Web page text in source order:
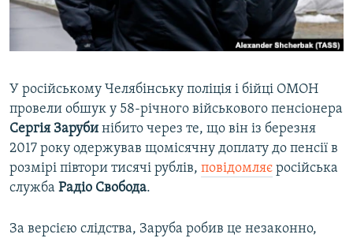
ВІДЕОУРОКИ «ELIFBE»
СВІДЧЕННЯ ОКУПАЦІЇ
ІНФОГРАФІКА
Русский
Qırımtatar
ДОЛУЧАЙСЯ!
Усі сайти RFE/RL
У російському Челябінську поліція і бійці ОМОН
провели обшук у 58-річного військового пенсіонера
Сергія Заруби нібито через те, що він із березня
2017 року одержував щомісячну доплату до пенсії в
розмірі півтори тисячі рублів, повідомляє російська
служба Радіо Свобода.
За версією слідства, Заруба робив це незаконно,